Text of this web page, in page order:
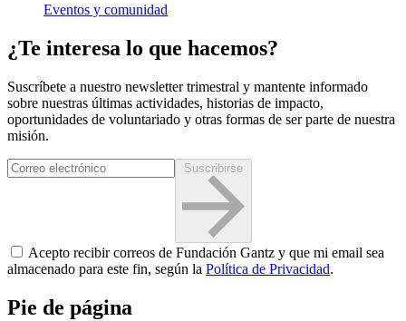
Eventos y comunidad
¿Te interesa lo que hacemos?
Suscríbete a nuestro newsletter trimestral y mantente informado
sobre nuestras últimas actividades, historias de impacto,
oportunidades de voluntariado y otras formas de ser parte de nuestra
misión.
Suscribirse
Acepto recibir correos de Fundación Gantz y que mi email sea
almacenado para este fin, según la Política de Privacidad.
Pie de página